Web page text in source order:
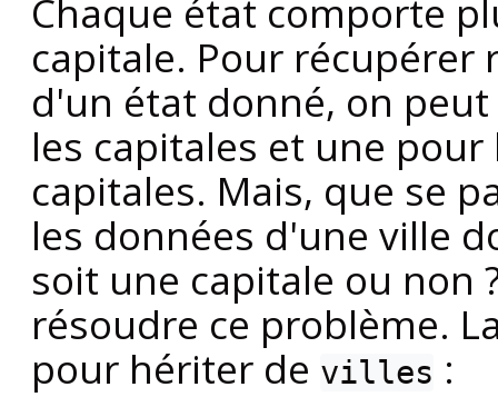
Chaque état comporte
capitale. Pour
d'un état donné, on
les capitales et une
capitales. Mais, que se
les données d'une ville
soit une capitale ou non
résoudre ce problème.
pour hériter de villes :